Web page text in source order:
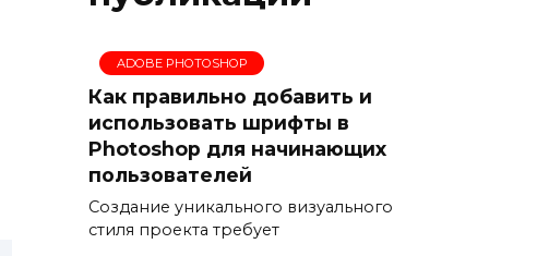
ADOBE PHOTOSHOP
Как правильно добавить и
использовать шрифты в
Photoshop для начинающих
пользователей
Создание уникального визуального
стиля проекта требует